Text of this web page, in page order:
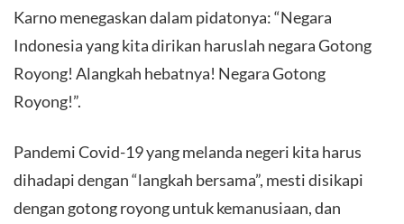
Karno menegaskan dalam pidatonya: “Negara
Indonesia yang kita dirikan haruslah negara Gotong
Royong! Alangkah hebatnya! Negara Gotong
Royong!”.
​Pandemi Covid-19 yang melanda negeri kita harus
dihadapi dengan “langkah bersama”, mesti disikapi
dengan gotong royong untuk kemanusiaan, dan